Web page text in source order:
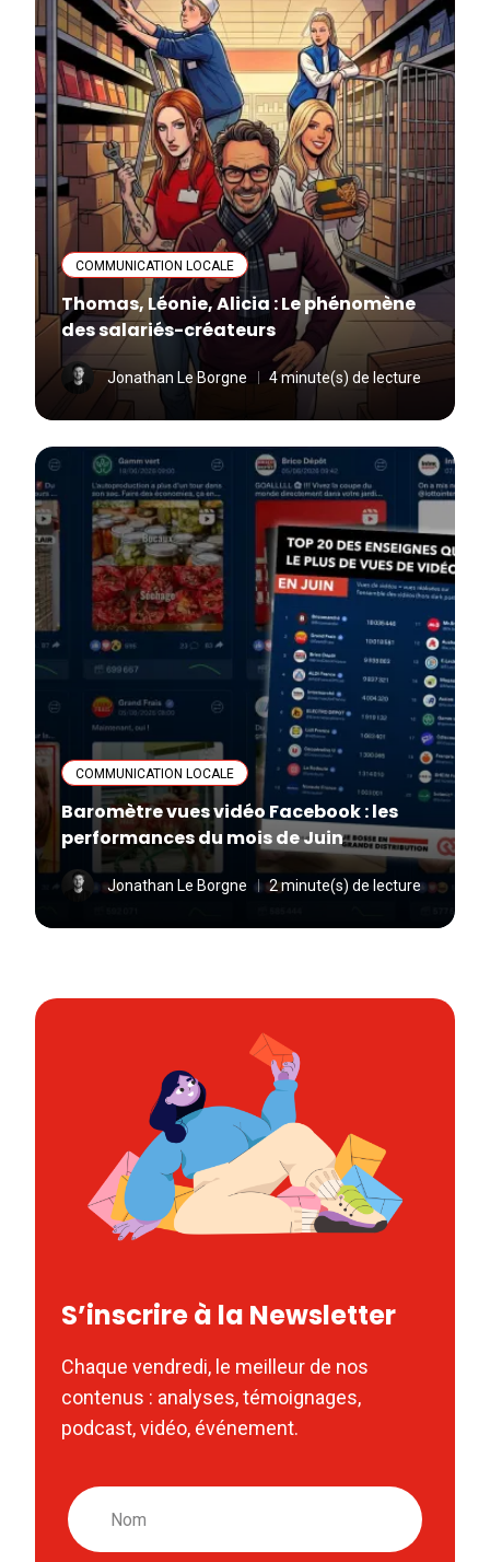
COMMUNICATION LOCALE
Thomas, Léonie, Alicia : Le phénomène
des salariés-créateurs
Jonathan Le Borgne 4 minute(s) de lecture
COMMUNICATION LOCALE
Baromètre vues vidéo Facebook : les
performances du mois de Juin
Jonathan Le Borgne 2 minute(s) de lecture
S’inscrire à la Newsletter
Chaque vendredi, le meilleur de nos
contenus : analyses, témoignages,
podcast, vidéo, événement.
Nom